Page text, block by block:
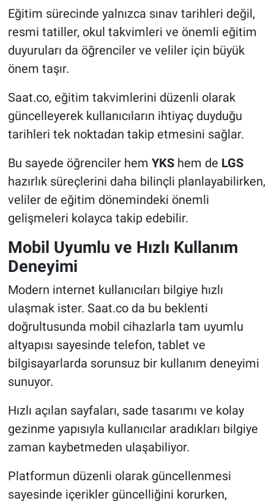
Eğitim sürecinde yalnızca sınav tarihleri değil,
resmi tatiller, okul takvimleri ve önemli eğitim
duyuruları da öğrenciler ve veliler için büyük
önem taşır.
Saat.co, eğitim takvimlerini düzenli olarak
güncelleyerek kullanıcıların ihtiyaç duyduğu
tarihleri tek noktadan takip etmesini sağlar.
Bu sayede öğrenciler hem YKShem de LGS
hazırlık süreçlerini daha bilinçli planlayabilirken,
veliler de eğitim dönemindeki önemli
gelişmeleri kolayca takip edebilir.
Mobil Uyumlu ve Hızlı Kullanım
Deneyimi
Modern internet kullanıcıları bilgiye hızlı
ulaşmak ister. Saat.co da bu beklenti
doğrultusunda mobil cihazlarla tam uyumlu
altyapısı sayesinde telefon, tablet ve
bilgisayarlarda sorunsuz bir kullanım deneyimi
sunuyor.
Hızlı açılan sayfaları, sade tasarımı ve kolay
gezinme yapısıyla kullanıcılar aradıkları bilgiye
zaman kaybetmeden ulaşabiliyor.
Platformun düzenli olarak güncellenmesi
sayesinde içerikler güncelliğini korurken,